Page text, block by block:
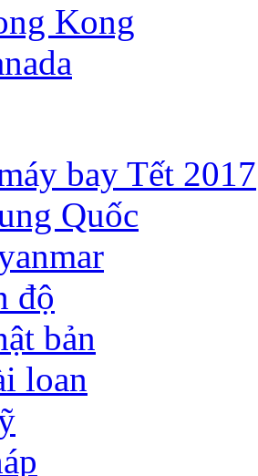
Kong
bay Tết 2017
Quốc
độ
bản
loan